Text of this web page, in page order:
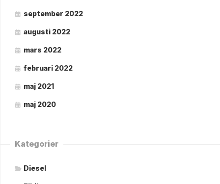
september 2022
augusti 2022
mars 2022
februari 2022
maj 2021
maj 2020
Kategorier
Diesel